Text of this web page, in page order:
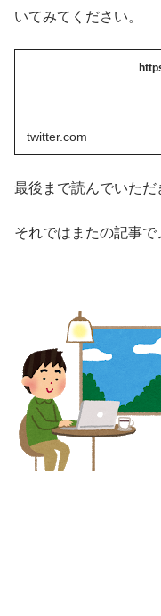
いてみてください。
twitter.com
最後まで読んでいただ
それではまたの記事で